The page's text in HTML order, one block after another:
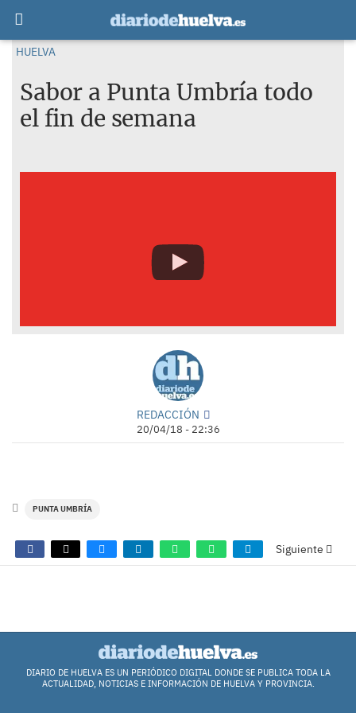
HUELVA
Sabor a Punta Umbría todo
el fin de semana
REDACCIÓN
20/04/18 - 22:36
PUNTA UMBRÍA
Siguiente
DIARIO DE HUELVA ES UN PERIÓDICO DIGITAL DONDE SE PUBLICA TODA LA
ACTUALIDAD, NOTICIAS E INFORMACIÓN DE HUELVA Y PROVINCIA.